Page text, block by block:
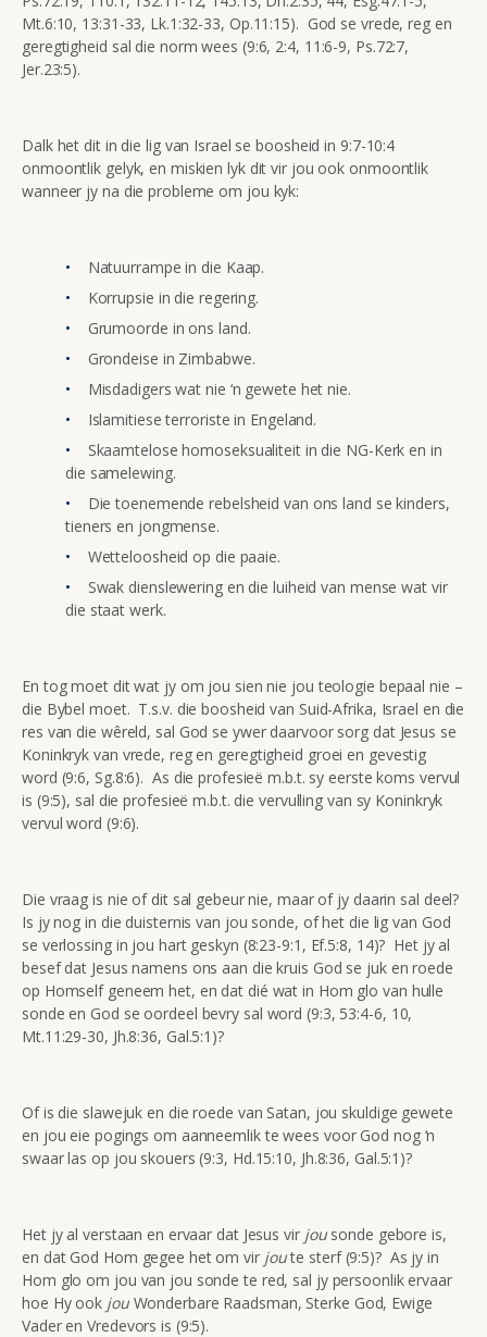
Mt.6:10, 13:31-33, Lk.1:32-33, Op.11:15). God se vrede, reg en
geregtigheid sal die norm wees (9:6, 2:4, 11:6-9, Ps.72:7,
Jer.23:5).
Dalk het dit in die lig van Israel se boosheid in 9:7-10:4
onmoontlik gelyk, en miskien lyk dit vir jou ook onmoontlik
wanneer jy na die probleme om jou kyk:
Natuurrampe in die Kaap.
Korrupsie in die regering.
Grumoorde in ons land.
Grondeise in Zimbabwe.
Misdadigers wat nie ‘n gewete het nie.
Islamitiese terroriste in Engeland.
Skaamtelose homoseksualiteit in die NG-Kerk en in
die samelewing.
Die toenemende rebelsheid van ons land se kinders,
tieners en jongmense.
Wetteloosheid op die paaie.
Swak dienslewering en die luiheid van mense wat vir
die staat werk.
En tog moet dit wat jy om jou sien nie jou teologie bepaal nie –
die Bybel moet. T.s.v. die boosheid van Suid-Afrika, Israel en die
res van die wêreld, sal God se ywer daarvoor sorg dat Jesus se
Koninkryk van vrede, reg en geregtigheid groei en gevestig
word (9:6, Sg.8:6). As die profesieë m.b.t. sy eerste koms vervul
is (9:5), sal die profesieë m.b.t. die vervulling van sy Koninkryk
vervul word (9:6).
Die vraag is nie of dit sal gebeur nie, maar of jy daarin sal deel?
Is jy nog in die duisternis van jou sonde, of het die lig van God
se verlossing in jou hart geskyn (8:23-9:1, Ef.5:8, 14)? Het jy al
besef dat Jesus namens ons aan die kruis God se juk en roede
op Homself geneem het, en dat dié wat in Hom glo van hulle
sonde en God se oordeel bevry sal word (9:3, 53:4-6, 10,
Mt.11:29-30, Jh.8:36, Gal.5:1)?
Of is die slawejuk en die roede van Satan, jou skuldige gewete
en jou eie pogings om aanneemlik te wees voor God nog ‘n
swaar las op jou skouers (9:3, Hd.15:10, Jh.8:36, Gal.5:1)?
Het jy al verstaan en ervaar dat Jesus vir jousonde gebore is,
en dat God Hom gegee het om vir joute sterf (9:5)? As jy in
Hom glo om jou van jou sonde te red, sal jy persoonlik ervaar
hoe Hy ook jouWonderbare Raadsman, Sterke God, Ewige
Vader en Vredevors is (9:5).